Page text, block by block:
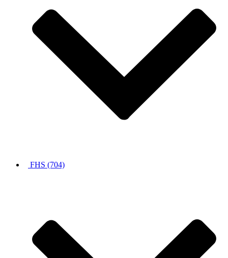
FHS (704)